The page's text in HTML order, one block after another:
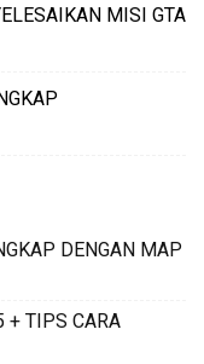
MISI GTA
DENGAN MAP
+ TIPS CARA